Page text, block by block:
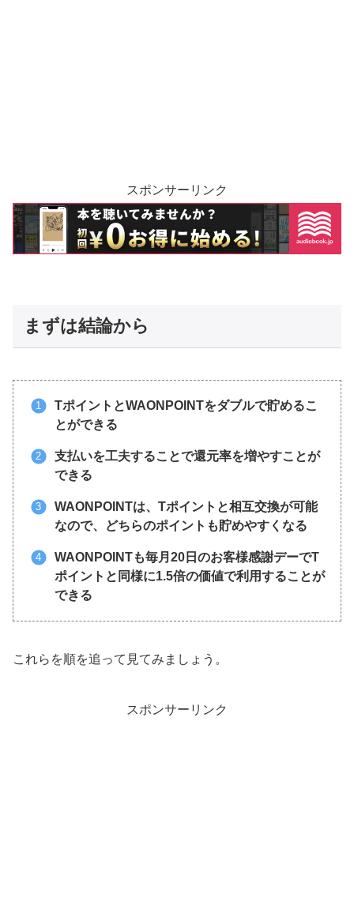
スポンサーリンク
まずは結論から
TポイントとWAONPOINTをダブルで貯めるこ
とができる
支払いを工夫することで還元率を増やすことが
できる
WAONPOINTは、Tポイントと相互交換が可能
なので、どちらのポイントも貯めやすくなる
WAONPOINTも毎月20日のお客様感謝デーでT
ポイントと同様に1.5倍の価値で利用することが
できる
これらを順を追って見てみましょう。
スポンサーリンク